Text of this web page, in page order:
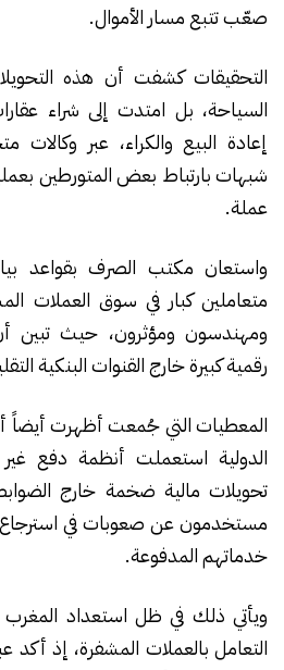
صعّب تتبع مسار الأموال.
التحقيقات كشفت أن هذه
السياحة، بل امتدت إلى شراء
إعادة البيع والكراء، عبر
شبهات بارتباط بعض المتورطين
عملة.
واستعان مكتب الصرف بقواعد
متعاملين كبار في سوق العملات
ومهندسون ومؤثرون، حيث تبين
رقمية كبيرة خارج القنوات البنكية
المعطيات التي جُمعت أظهرت أيضاً
الدولية استعملت أنظمة دفع
تحويلات مالية ضخمة خارج
مستخدمون عن صعوبات في استرجاع
خدماتهم المدفوعة.
ويأتي ذلك في ظل استعداد المغرب
التعامل بالعملات المشفرة، إذ أكد